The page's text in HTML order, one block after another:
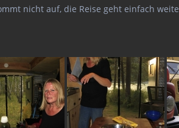
nicht auf, die Reise geht einfach